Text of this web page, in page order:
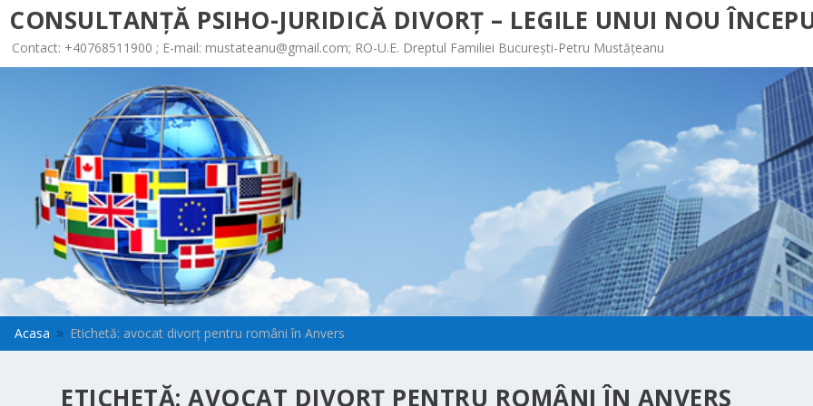
CONSULTANȚĂ PSIHO-JURIDICĂ DIVORȚ – LEGILE UNUI NOU
Contact: +40768511900 ; E-mail: mustateanu@gmail.com; RO-U.E. Dreptul Familiei București-Petru Mustățeanu
Acasa 9 Etichetă: avocat divorț pentru români în Anvers
ETICHETĂ:AVOCAT DIVORȚ PENTRU ROMÂNI ÎN ANVERS